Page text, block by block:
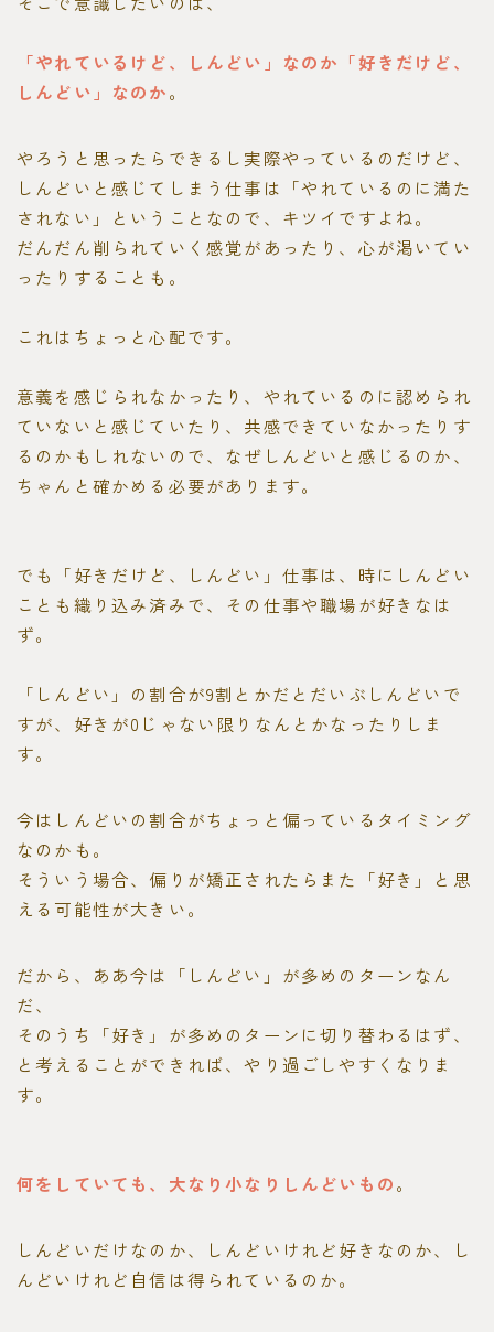
「やれているけど、しんどい」なのか「好きだけど、
しんどい」なのか。
やろうと思ったらできるし実際やっているのだけど、
しんどいと感じてしまう仕事は「やれているのに満た
されない」ということなので、キツイですよね。
だんだん削られていく感覚があったり、心が渇いてい
ったりすることも。
これはちょっと心配です。
意義を感じられなかったり、やれているのに認められ
ていないと感じていたり、共感できていなかったりす
るのかもしれないので、なぜしんどいと感じるのか、
ちゃんと確かめる必要があります。
でも「好きだけど、しんどい」仕事は、時にしんどい
ことも織り込み済みで、その仕事や職場が好きなは
ず。
「しんどい」の割合が9割とかだとだいぶしんどいで
すが、好きが0じゃない限りなんとかなったりしま
す。
今はしんどいの割合がちょっと偏っているタイミング
なのかも。
そういう場合、偏りが矯正されたらまた「好き」と思
える可能性が大きい。
だから、ああ今は「しんどい」が多めのターンなん
だ、
そのうち「好き」が多めのターンに切り替わるはず、
と考えることができれば、やり過ごしやすくなりま
す。
何をしていても、大なり小なりしんどいもの。
しんどいだけなのか、しんどいけれど好きなのか、し
んどいけれど自信は得られているのか。